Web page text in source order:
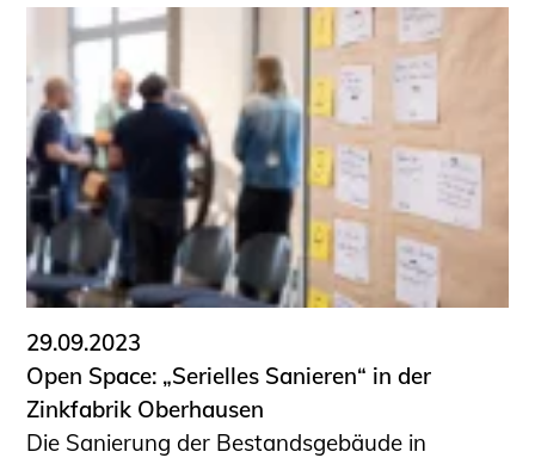
29.09.2023
Open Space: „Serielles Sanieren“ in der
Zinkfabrik Oberhausen
Die Sanierung der Bestandsgebäude in